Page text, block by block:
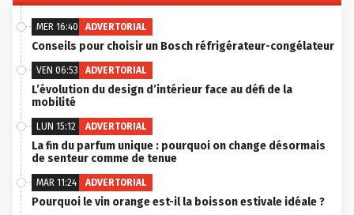
MER 16:40 ADVERTORIAL
Conseils pour choisir un Bosch réfrigérateur-congélateur
VEN 06:53 ADVERTORIAL
L’évolution du design d’intérieur face au défi de la
mobilité
LUN 15:12 ADVERTORIAL
La fin du parfum unique : pourquoi on change désormais
de senteur comme de tenue
MAR 11:24 ADVERTORIAL
Pourquoi le vin orange est-il la boisson estivale idéale ?